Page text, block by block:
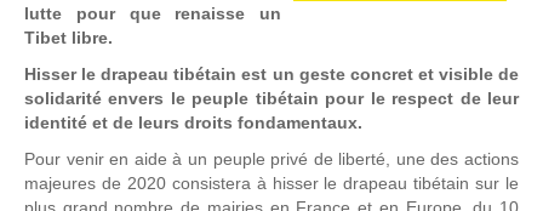
lutte pour que renaisse un
Tibet libre.
Hisser le drapeau tibétain est un geste concret et visible de
solidarité envers le peuple tibétain pour le respect de leur
identité et de leurs droits fondamentaux.
Pour venir en aide à un peuple privé de liberté, une des actions
majeures de 2020 consistera à hisser le drapeau tibétain sur le